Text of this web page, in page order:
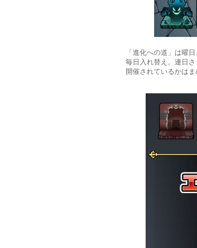
「進化への道」は曜
毎日入れ替え。連日
開催されているかは